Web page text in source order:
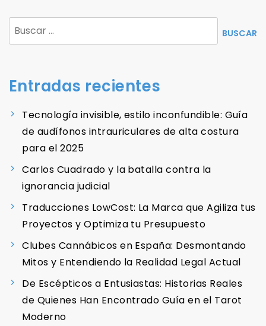
Buscar:
Entradas recientes
Tecnología invisible, estilo inconfundible: Guía
de audífonos intrauriculares de alta costura
para el 2025
Carlos Cuadrado y la batalla contra la
ignorancia judicial
Traducciones LowCost: La Marca que Agiliza tus
Proyectos y Optimiza tu Presupuesto
Clubes Cannábicos en España: Desmontando
Mitos y Entendiendo la Realidad Legal Actual
De Escépticos a Entusiastas: Historias Reales
de Quienes Han Encontrado Guía en el Tarot
Moderno